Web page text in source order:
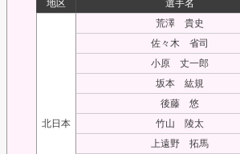
地区 選手名
北日本
荒澤 貴史
佐々木 省司
小原 丈一郎
坂本 紘規
後藤 悠
竹山 陵太
上遠野 拓馬